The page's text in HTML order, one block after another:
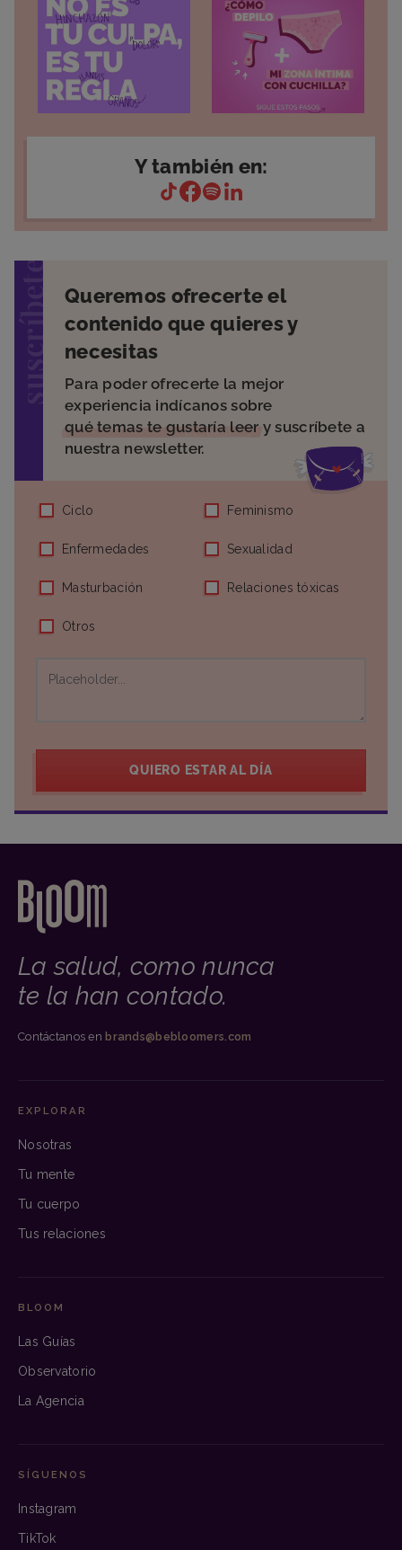
Y también en:
Queremos ofrecerte el
contenido que quieres y
necesitas
Para poder ofrecerte la mejor
experiencia indícanos sobre
qué temas te gustaría leer y suscríbete a
nuestra newsletter.
Ciclo Feminismo
Enfermedades Sexualidad
Masturbación Relaciones tóxicas
Otros
QUIERO ESTAR AL DÍA
La salud, como nunca
te la han contado.
Contáctanos enbrands@bebloomers.com
EXPLORAR
Nosotras
Tu mente
Tu cuerpo
Tus relaciones
BLOOM
Las Guías
Observatorio
La Agencia
SÍGUENOS
Instagram
TikTok